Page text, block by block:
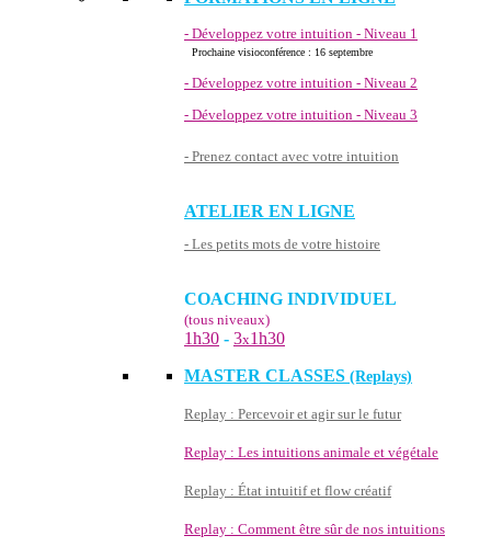
- Développez votre intuition - Niveau 1
Prochaine visioconférence : 16 septembre
- Développez votre intuition - Niveau 2
- Développez votre intuition - Niveau 3
- Prenez contact avec votre intuition
ATELIER EN LIGNE
- Les petits mots de votre histoire
COACHING INDIVIDUEL
(tous niveaux)
1h30 - 3x1h30
MASTER CLASSES (Replays)
Replay : Percevoir et agir sur le futur
Replay : Les intuitions animale et végétale
Replay : État intuitif et flow créatif
Replay : Comment être sûr de nos intuitions